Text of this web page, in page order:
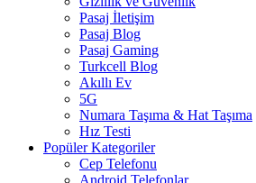
Pasaj İletişim
Pasaj Blog
Pasaj Gaming
Turkcell Blog
Akıllı Ev
5G
Numara Taşıma & Hat Taşıma
Hız Testi
Popüler Kategoriler
Cep Telefonu
Android Telefonlar